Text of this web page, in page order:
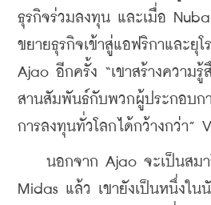
ธุรกิจร่วมลงทุน และเมื่อ
ขยายธุรกิจเข้าสู่แอฟริกาและยุโ
Ajao อีกครั้ง “เขาสร้างความรู้
สานสัมพันธ์กับพวกผู้ประกอบก
การลงทุนทั่วโลกได้กว้างกว่า”
นอกจาก Ajao จะเป็นสมา
Midas แล้ว เขายังเป็นหนึ่งใน